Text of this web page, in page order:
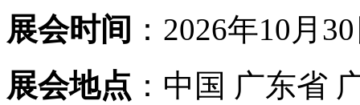
展会时间 ：2026年10月
展会地点 ：中国 广东省